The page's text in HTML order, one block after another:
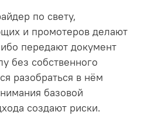
по свету,
и промотеров делают
передают документ
без собственного
разобраться в нём
базовой
создают риски.